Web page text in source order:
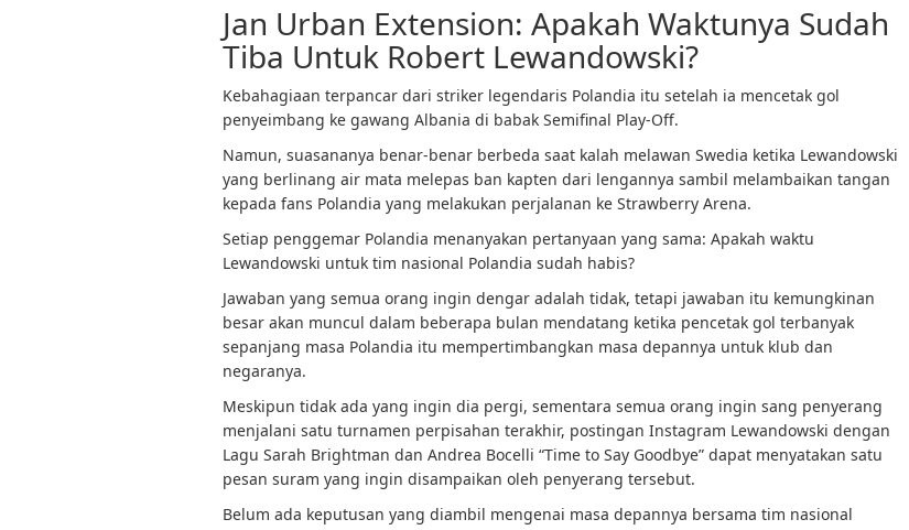
Jan Urban Extension: Apakah Waktunya Sudah
Tiba Untuk Robert Lewandowski?
Kebahagiaan terpancar dari striker legendaris Polandia itu setelah ia mencetak gol
penyeimbang ke gawang Albania di babak Semifinal Play-Off.
Namun, suasananya benar-benar berbeda saat kalah melawan Swedia ketika Lewandowski
yang berlinang air mata melepas ban kapten dari lengannya sambil melambaikan tangan
kepada fans Polandia yang melakukan perjalanan ke Strawberry Arena.
Setiap penggemar Polandia menanyakan pertanyaan yang sama: Apakah waktu
Lewandowski untuk tim nasional Polandia sudah habis?
Jawaban yang semua orang ingin dengar adalah tidak, tetapi jawaban itu kemungkinan
besar akan muncul dalam beberapa bulan mendatang ketika pencetak gol terbanyak
sepanjang masa Polandia itu mempertimbangkan masa depannya untuk klub dan
negaranya.
Meskipun tidak ada yang ingin dia pergi, sementara semua orang ingin sang penyerang
menjalani satu turnamen perpisahan terakhir, postingan Instagram Lewandowski dengan
Lagu Sarah Brightman dan Andrea Bocelli “Time to Say Goodbye” dapat menyatakan satu
pesan suram yang ingin disampaikan oleh penyerang tersebut.
Belum ada keputusan yang diambil mengenai masa depannya bersama tim nasional